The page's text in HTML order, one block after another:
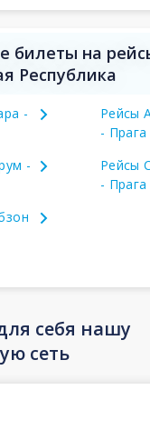
билеты на
Республика
-
Рейсы
- Прага
-
Рейсы
- Прага
себя нашу
сеть